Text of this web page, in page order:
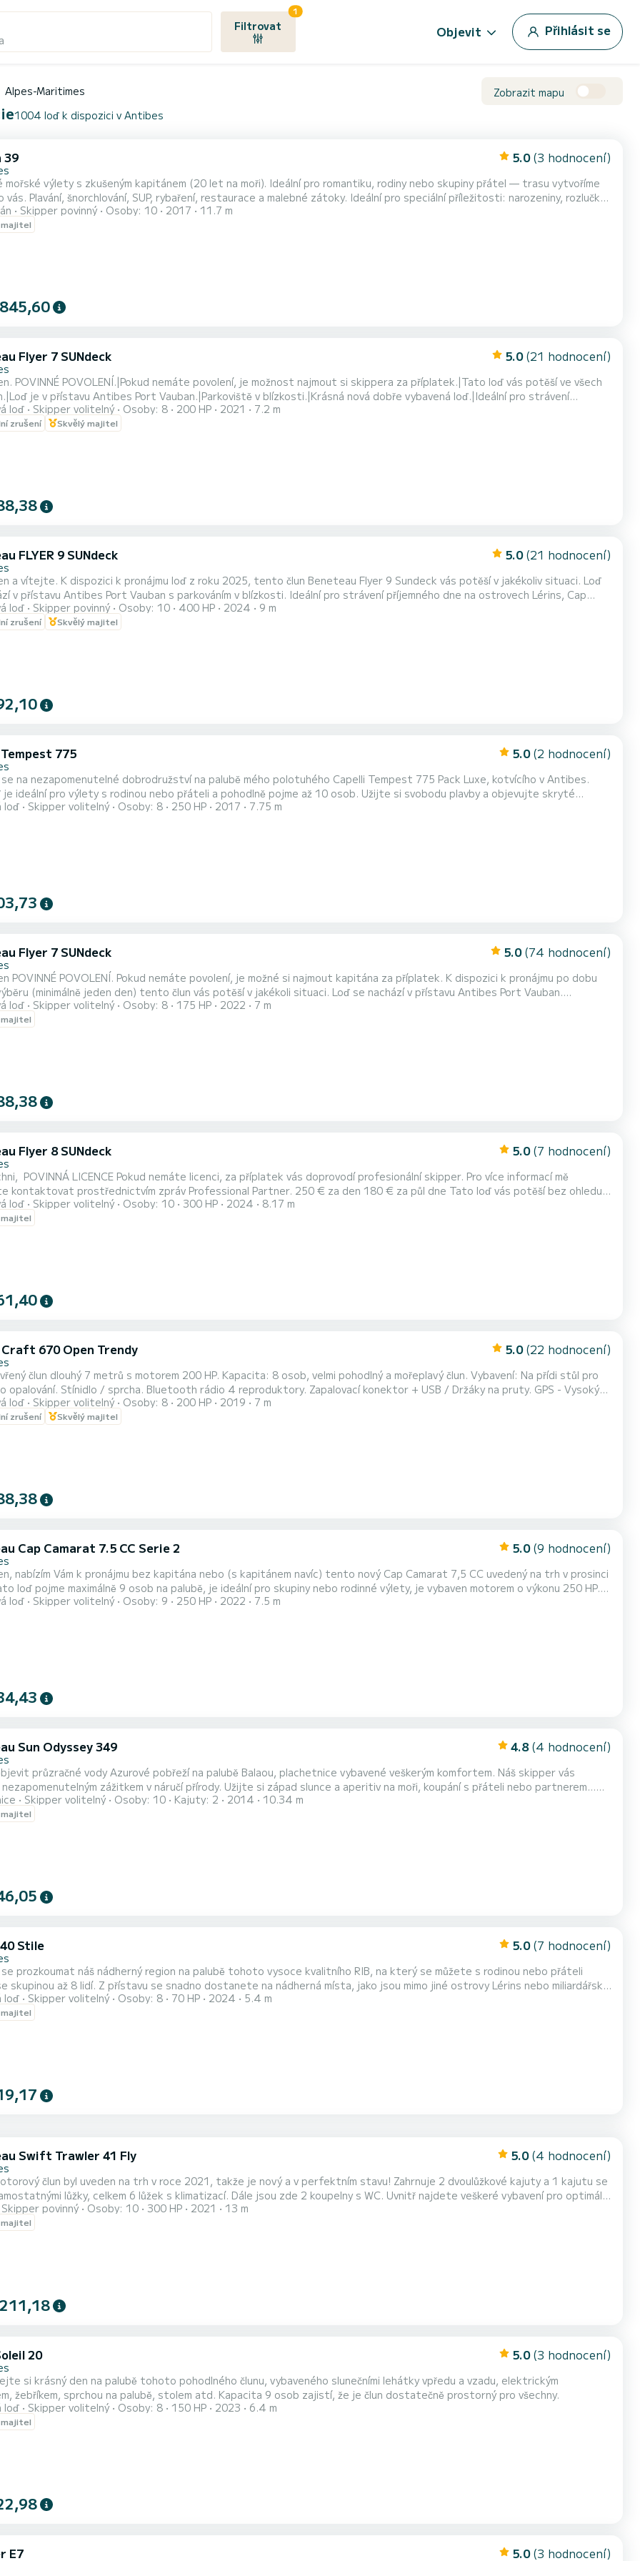
Filtrovat
1
Objevit Přihlásit se
Alpes-Maritimes Zobrazit mapu
1004 loď k dispozici v Antibes
39 5.0 (3 hodnocení)
mořské výlety s zkušeným kapitánem (20 let na moři). Ideální pro romantiku, rodiny nebo skupiny přátel — trasu vytvoříme
vás. Plavání, šnorchlování, SUP, rybaření, restaurace a malebné zátoky. Ideální pro speciální příležitosti: narozeniny, rozlučky
nabídky k sňatku. Trasy: Nice — Monaco — Saint-Jean-Cap-Ferrat — Cap d’Antibes — Cannes — Saint-Tropez —
— Korsika — Sardinie ️ 8 hodin / Večerní výlet / Přenocovací výlety Soukromé, pohodlné, nezapomenu...
Skipper povinný Osoby: 10 2017 11.7 m
Flyer 7 SUNdeck 5.0 (21 hodnocení)
POVINNÉ POVOLENÍ.|Pokud nemáte povolení, je možnost najmout si skippera za příplatek.|Tato loď vás potěší ve všech
je v přístavu Antibes Port Vauban.|Parkoviště v blízkosti.|Krásná nová dobře vybavená loď.|Ideální pro strávení
dne na ostrovech Lérins nebo v Cap d'Antibes s rodinou nebo přáteli.|Povolená kapacita 8 osob (dospělí a děti
ale pro větší pohodlí doporučuji 6 osob.|Délka 6,80 m, šířka 2,52 m, motor 200cv Suzuki s nízkým počtem hodin.|Vel...
loď Skipper volitelný Osoby: 8 200 HP 2021 7.2 m
zrušení Skvělý majitel
FLYER 9 SUNdeck 5.0 (21 hodnocení)
a vítejte. K dispozici k pronájmu loď z roku 2025, tento člun Beneteau Flyer 9 Sundeck vás potěší v jakékoliv situaci. Loď
v přístavu Antibes Port Vauban s parkováním v blízkosti. Ideální pro strávení příjemného dne na ostrovech Lérins, Cap
nebo známých červených skalách Esterelu s rodinou nebo přáteli. Kapacita povolená pro 10 osob (dospělí a děti
délka 9 metrů, šířka 3 metry. Pro větší pohodlí doporučuji 7 až 8 osob. Velká sluneční paluba vpředu, slun...
loď Skipper povinný Osoby: 10 400 HP 2024 9 m
zrušení Skvělý majitel
775 5.0 (2 hodnocení)
na nezapomenutelné dobrodružství na palubě mého polotuhého Capelli Tempest 775 Pack Luxe, kotvícího v Antibes.
ideální pro výlety s rodinou nebo přáteli a pohodlně pojme až 10 osob. Užijte si svobodu plavby a objevujte skryté
riviéry svým vlastním tempem. Capelli Tempest 775 Luxury Pack se svým elegantním designem a špičkovým
loď Skipper volitelný Osoby: 8 250 HP 2017 7.75 m
Flyer 7 SUNdeck 5.0 (74 hodnocení)
po dobu
(minimálně jeden den) tento člun vás potěší v jakékoli situaci. Loď se nachází v přístavu Antibes Port Vauban.
Ideální pro strávení příjemného dne na ostrovech Lérins nebo na mysu
rodinou nebo přáteli. Povolená kapacita 8 osob (dospělí a děti dohromady), ale pro větší pohodlí doporučuji 6 o...
loď Skipper volitelný Osoby: 8 175 HP 2022 7 m
Flyer 8 SUNdeck 5.0 (7 hodnocení)
POVINNÁ LICENCE️️ Pokud nemáte licenci, za příplatek vás doprovodí profesionální skipper. Pro více informací mě
kontaktovat prostřednictvím zpráv Professional Partner. 250 € za den 180 € za půl dne Tato loď vás potěší bez ohledu
výletů na moři. Tato krásná loď je nová a má mnoho zařízení. Je ideální pro strávení příjemného dne s rodinou nebo
kapacita je 10 osob (dospělí a děti smíšeně), ale pro větší pohodlí doporučuji 7 osob. Tato palub...
loď Skipper volitelný Osoby: 10 300 HP 2024 8.17 m
670 Open Trendy 5.0 (22 hodnocení)
7 metrů s motorem 200 HP. Kapacita: 8 osob, velmi pohodlný a mořeplavý člun. Vybavení: Na přídi stůl pro
opalování. Stínidlo / sprcha. Bluetooth rádio 4 reproduktory. Zapalovací konektor + USB / Držáky na pruty. GPS - Vysokým
pro klidnou plavbu. Konzole pro vaše věci. Člun se nachází v Antibes, v přístavu Vauban. Parkování zajištěno. 15 minut od
loď Skipper volitelný Osoby: 8 200 HP 2019 7 m
zrušení Skvělý majitel
Cap Camarat 7.5 CC Serie 2 5.0 (9 hodnocení)
nabízím Vám k pronájmu bez kapitána nebo (s kapitánem navíc) tento nový Cap Camarat 7,5 CC uvedený na trh v prosinci
sedět na lavici umístěné před konzolou směrem k moři, aby se naplnili mořským vzduchem, nebo si zvolit kokpit pro
loď Skipper volitelný Osoby: 9 250 HP 2022 7.5 m
Sun Odyssey 349 4.8 (4 hodnocení)
průzračné vody Azurové pobřeží na palubě Balaou, plachetnice vybavené veškerým komfortem. Náš skipper vás
zážitkem v náručí přírody. Užijte si západ slunce a aperitiv na moři, koupání s přáteli nebo partnerem...
vás čeká mnoho novinek na palubě BALAOU V: nová revoluční plachta Parasailor New generation (volitelná), určená pro
která nabízí nezapomenutelný plavbu, nový stínový plachtový střešní kryt proti slunci a nakonec nová s...
Skipper volitelný Osoby: 10 Kajuty: 2 2014 10.34 m
Stile 5.0 (7 hodnocení)
prozkoumat náš nádherný region na palubě tohoto vysoce kvalitního RIB, na který se můžete s rodinou nebo přáteli
dostanete na nádherná místa, jako jsou mimo jiné ostrovy Lérins nebo miliardářská
loď Skipper volitelný Osoby: 8 70 HP 2024 5.4 m
Swift Trawler 41 Fly 5.0 (4 hodnocení)
člun byl uveden na trh v roce 2021, takže je nový a v perfektním stavu! Zahrnuje 2 dvoulůžkové kajuty a 1 kajutu se
lůžky, celkem 6 lůžek s klimatizací. Dále jsou zde 2 koupelny s WC. Uvnitř najdete veškeré vybavení pro optimální
kuchyň, prostorný a světlý salon... Venku 2 lehátka (před a za letu), stejně jako náměstí na letět s úchvatným
Skipper povinný Osoby: 10 300 HP 2021 13 m
20 5.0 (3 hodnocení)
si krásný den na palubě tohoto pohodlného člunu, vybaveného slunečními lehátky vpředu a vzadu, elektrickým
žebříkem, sprchou na palubě, stolem atd. Kapacita 9 osob zajistí, že je člun dostatečně prostorný pro všechny.
loď
Skipper volitelný Osoby: 8 150 HP 2023 6.4 m
E7 5.0 (3 hodnocení)